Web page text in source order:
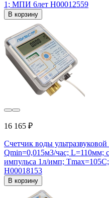
1; МПИ 6лет Н00012559
В корзину
16 165 ₽
Счетчик воды
Qmin=0,015м3/час; L=110мм;
импульса 1л/имп;
Н00018153
В корзину